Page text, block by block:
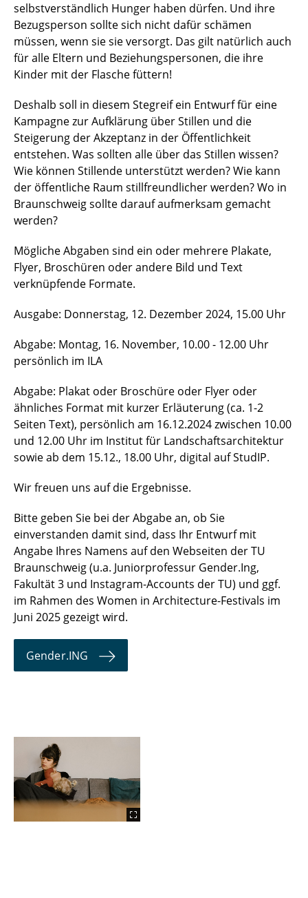
selbstverständlich Hunger haben dürfen. Und ihre
Bezugsperson sollte sich nicht dafür schämen
müssen, wenn sie sie versorgt. Das gilt natürlich auch
für alle Eltern und Beziehungspersonen, die ihre
Kinder mit der Flasche füttern!
Deshalb soll in diesem Stegreif ein Entwurf für eine
Kampagne zur Aufklärung über Stillen und die
Steigerung der Akzeptanz in der Öffentlichkeit
entstehen. Was sollten alle über das Stillen wissen?
Wie können Stillende unterstützt werden? Wie kann
der öffentliche Raum stillfreundlicher werden? Wo in
Braunschweig sollte darauf aufmerksam gemacht
werden?
Mögliche Abgaben sind ein oder mehrere Plakate,
Flyer, Broschüren oder andere Bild und Text
verknüpfende Formate.
Ausgabe: Donnerstag, 12. Dezember 2024, 15.00 Uhr
Abgabe: Montag, 16. November, 10.00 - 12.00 Uhr
persönlich im ILA
Abgabe: Plakat oder Broschüre oder Flyer oder
ähnliches Format mit kurzer Erläuterung (ca. 1-2
Seiten Text), persönlich am 16.12.2024 zwischen 10.00
und 12.00 Uhr im Institut für Landschaftsarchitektur
sowie ab dem 15.12., 18.00 Uhr, digital auf StudIP.
Wir freuen uns auf die Ergebnisse.
Bitte geben Sie bei der Abgabe an, ob Sie
einverstanden damit sind, dass Ihr Entwurf mit
Angabe Ihres Namens auf den Webseiten der TU
Braunschweig (u.a. Juniorprofessur Gender.Ing,
Fakultät 3 und Instagram-Accounts der TU) und ggf.
im Rahmen des Women in Architecture-Festivals im
Juni 2025 gezeigt wird.
Gender.ING